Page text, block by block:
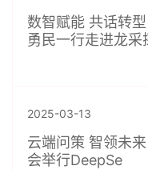
数智赋能 共话转
勇民一行走进龙采
2025-03-13
云端问策 智领未
会举行DeepSe